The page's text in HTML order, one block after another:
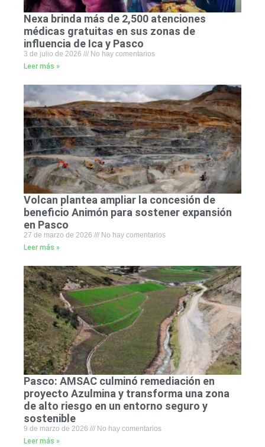
Nexa brinda más de 2,500 atenciones
médicas gratuitas en sus zonas de
influencia de Ica y Pasco
3 de julio de 2026
No hay comentarios
Leer más »
Volcan plantea ampliar la concesión de
beneficio Animón para sostener expansión
en Pasco
27 de marzo de 2026
No hay comentarios
Leer más »
Pasco: AMSAC culminó remediación en
proyecto Azulmina y transforma una zona
de alto riesgo en un entorno seguro y
sostenible
9 de marzo de 2026
No hay comentarios
Leer más »